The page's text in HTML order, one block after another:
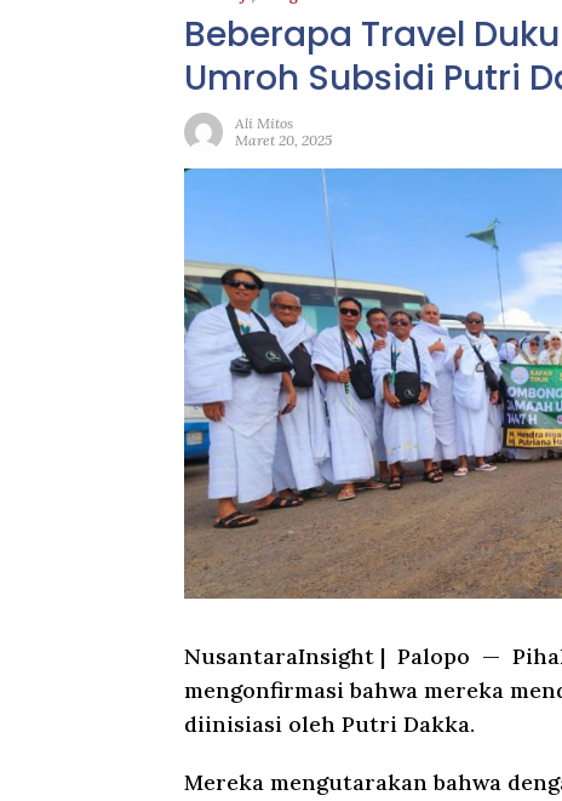
Beberapa Travel
Umroh Subsidi Putri
Ali Mitos
Maret 20, 2025
NusantaraInsight | Palopo —
mengonfirmasi bahwa mereka
diinisiasi oleh Putri Dakka.
Mereka mengutarakan bahwa